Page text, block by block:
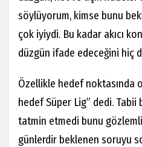
söylüyorum, kimse bunu
çok iyiydi. Bu kadar akıcı
düzgün ifade edeceğini hiç
Özellikle hedef noktasında
hedef Süper Lig” dedi.
tatmin etmedi bunu
günlerdir beklenen soruyu